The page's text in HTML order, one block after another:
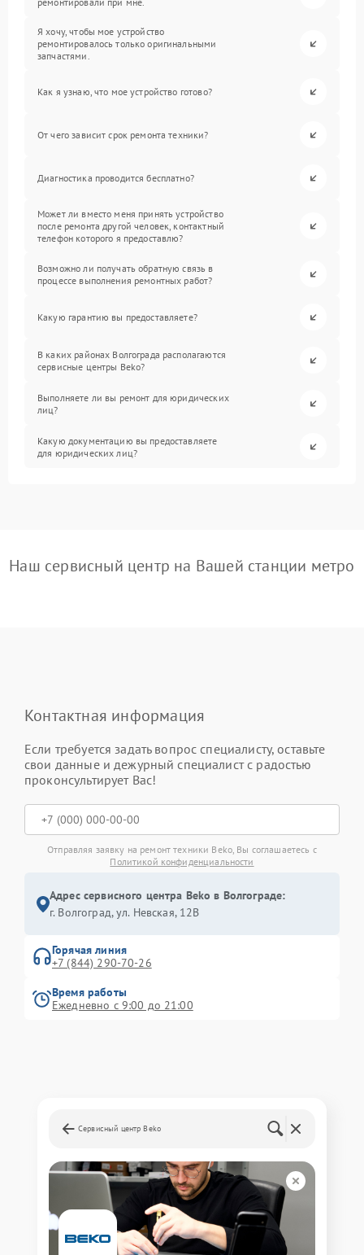
Я хочу, чтобы мое устройство
ремонтировалось только оригинальными
запчастями.
Как я узнаю, что мое устройство готово?
От чего зависит срок ремонта техники?
Диагностика проводится бесплатно?
Может ли вместо меня принять устройство
после ремонта другой человек, контактный
телефон которого я предоставлю?
Возможно ли получать обратную связь в
процессе выполнения ремонтных работ?
Какую гарантию вы предоставляете?
В каких районах Волгограда располагаются
сервисные центры Beko?
Выполняете ли вы ремонт для юридических
лиц?
Какую документацию вы предоставляете
для юридических лиц?
Наш сервисный центр на Вашей станции метро
Контактная информация
Если требуется задать вопрос специалисту, оставьте
свои данные и дежурный специалист с радостью
проконсультирует Вас!
Отправляя заявку на ремонт техники Beko, Вы соглашаетесь с
Политикой конфиденциальности
Адрес сервисного центра Beko в Волгограде:
г. Волгоград, ул. Невская, 12В
Горячая линия
+7 (844) 290-70-26
Время работы
Ежедневно с 9:00 до 21:00
Сервисный центр Beko